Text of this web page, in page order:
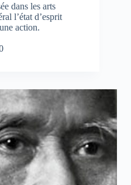
dans les arts
l’état d’esprit
action.